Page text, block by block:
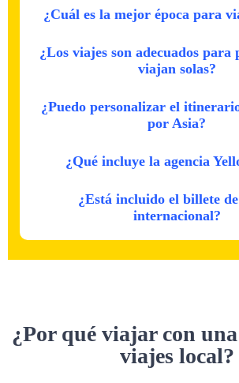
¿Cuál es la mejor época para
¿Los viajes son adecuados para
viajan solas?
¿Puedo personalizar el
por Asia?
¿Qué incluye la agencia
¿Está incluido el billete
internacional?
¿Por qué viajar con
viajes local?